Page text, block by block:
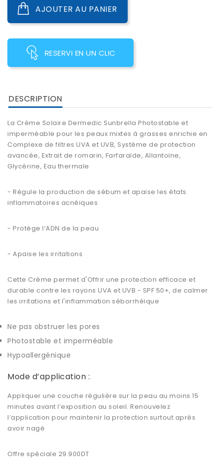
AJOUTER AU PANIER
RESERVI EN UN CLIC
DESCRIPTION
La Crème Solaire Dermedic Sunbrella Photostable et
imperméable pour les peaux mixtes à grasses enrichie en
Complexe de filtres UVA et UVB, Système de protection
avancée, Extrait de romarin, Farfaraïde, Allantoïne,
Glycérine, Eau thermale
- Régule la production de sébum et apaise les états
inflammatoires acnéiques
- Protège l’ADN de la peau
- Apaise les irritations
Cette Crème permet d'Offrir une protection efficace et
durable contre les rayons UVA et UVB - SPF 50+, de calmer
les irritations et l'inflammation séborrhéique
Ne pas obstruer les pores
Photostable et imperméable
Hypoallergénique
Mode d’application :
Appliquer une couche régulière sur la peau au moins 15
minutes avant l’exposition au soleil. Renouvelez
l’application pour maintenir la protection surtout après
avoir nagé
Offre spéciale 29.900DT